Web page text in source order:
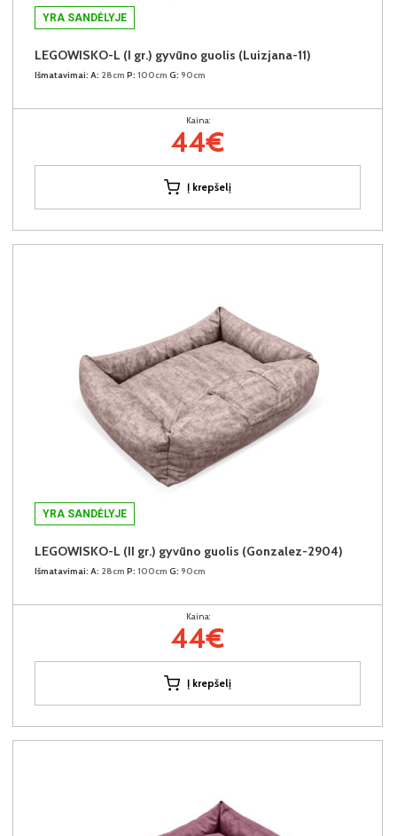
YRA SANDĖLYJE
LEGOWISKO-L (I gr.) gyvūno guolis (Luizjana-11)
Išmatavimai: A: 28cm P: 100cm G: 90cm
Kaina:
44€
Į krepšelį
YRA SANDĖLYJE
LEGOWISKO-L (II gr.) gyvūno guolis (Gonzalez-2904)
Išmatavimai: A: 28cm P: 100cm G: 90cm
Kaina:
44€
Į krepšelį